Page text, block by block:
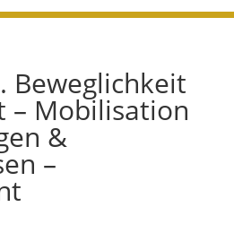
Beweglichkeit
– Mobilisation
&
–